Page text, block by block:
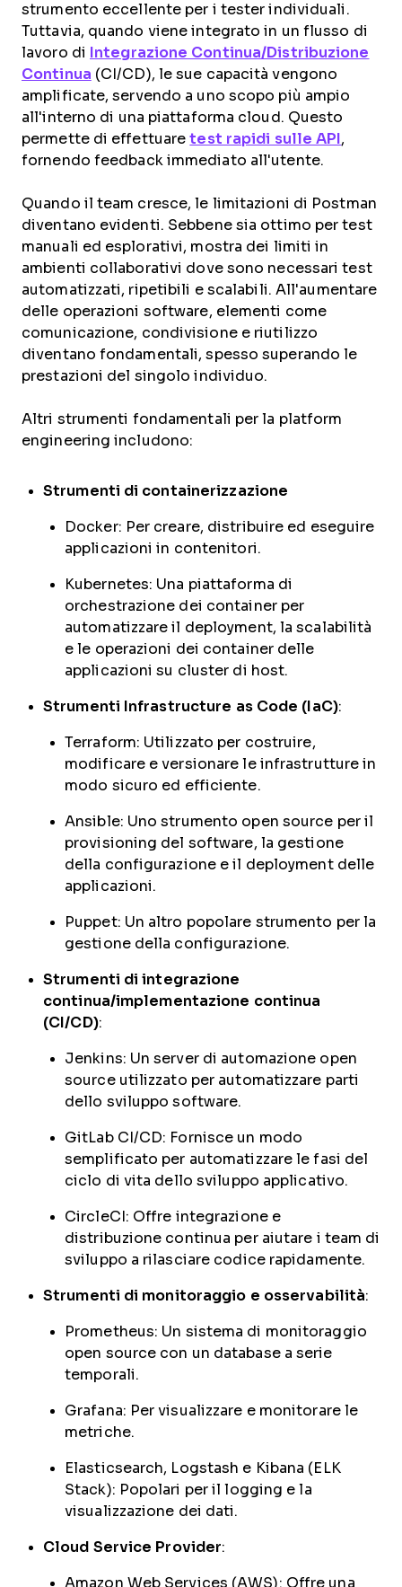
strumento eccellente per i tester individuali.
Tuttavia, quando viene integrato in un flusso di
lavoro di
Integrazione Continua/Distribuzione
Continua (CI/CD), le sue capacità vengono
amplificate, servendo a uno scopo più ampio
all'interno di una piattaforma cloud. Questo
permette di effettuaretest rapidi sulle API ,
fornendo feedback immediato all'utente.
Quando il team cresce, le limitazioni di Postman
diventano evidenti. Sebbene sia ottimo per test
manuali ed esplorativi, mostra dei limiti in
ambienti collaborativi dove sono necessari test
automatizzati, ripetibili e scalabili. All'aumentare
delle operazioni software, elementi come
comunicazione, condivisione e riutilizzo
diventano fondamentali, spesso superando le
prestazioni del singolo individuo.
Altri strumenti fondamentali per la platform
engineering includono:
Strumenti di containerizzazione
Docker: Per creare, distribuire ed eseguire
applicazioni in contenitori.
Kubernetes: Una piattaforma di
orchestrazione dei container per
automatizzare il deployment, la scalabilità
e le operazioni dei container delle
applicazioni su cluster di host.
Strumenti Infrastructure as Code (IaC):
Terraform: Utilizzato per costruire,
modificare e versionare le infrastrutture in
modo sicuro ed efficiente.
Ansible: Uno strumento open source per il
provisioning del software, la gestione
della configurazione e il deployment delle
applicazioni.
Puppet: Un altro popolare strumento per la
gestione della configurazione.
Strumenti di integrazione
continua/implementazione continua
(CI/CD):
Jenkins: Un server di automazione open
source utilizzato per automatizzare parti
dello sviluppo software.
GitLab CI/CD: Fornisce un modo
semplificato per automatizzare le fasi del
ciclo di vita dello sviluppo applicativo.
CircleCI: Offre integrazione e
distribuzione continua per aiutare i team di
sviluppo a rilasciare codice rapidamente.
Strumenti di monitoraggio e osservabilità:
Prometheus: Un sistema di monitoraggio
open source con un database a serie
temporali.
Grafana: Per visualizzare e monitorare le
metriche.
Elasticsearch, Logstash e Kibana (ELK
Stack): Popolari per il logging e la
visualizzazione dei dati.
Cloud Service Provider:
Amazon Web Services (AWS): Offre una